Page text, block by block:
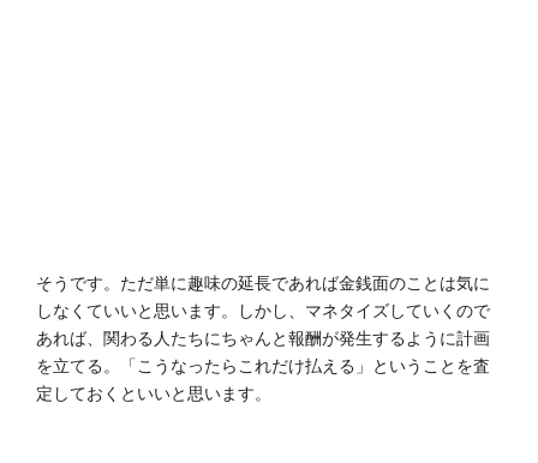
そうです。ただ単に趣味の延長であれば金銭面のことは気に
しなくていいと思います。しかし、マネタイズしていくので
あれば、関わる人たちにちゃんと報酬が発生するように計画
を立てる。「こうなったらこれだけ払える」ということを査
定しておくといいと思います。